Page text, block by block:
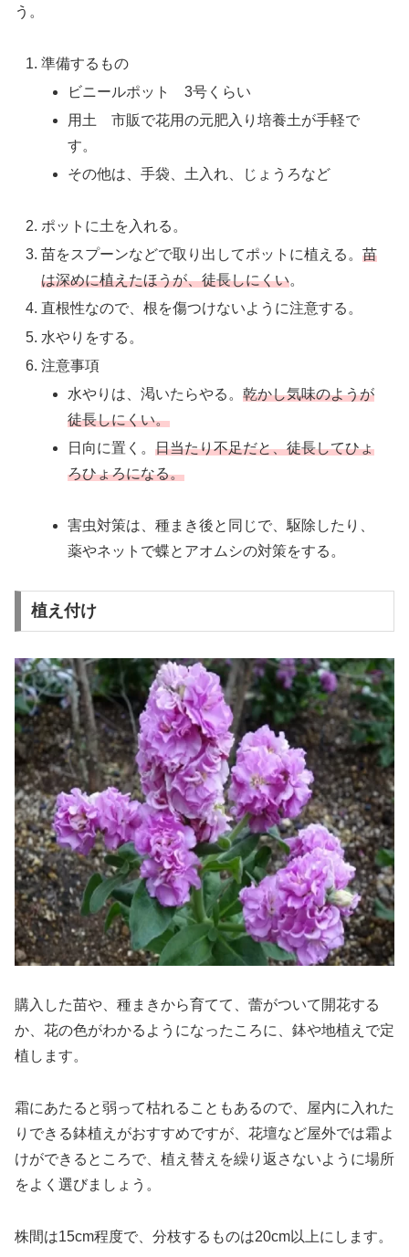
う。
準備するもの
ビニールポット 3号くらい
用土 市販で花用の元肥入り培養土が手軽で
す。
その他は、手袋、土入れ、じょうろなど
ポットに土を入れる。
苗をスプーンなどで取り出してポットに植える。苗
は深めに植えたほうが、徒長しにくい。
直根性なので、根を傷つけないように注意する。
水やりをする。
注意事項
水やりは、渇いたらやる。乾かし気味のようが
徒長しにくい。
日向に置く。日当たり不足だと、徒長してひょ
ろひょろになる。
害虫対策は、種まき後と同じで、駆除したり、
薬やネットで蝶とアオムシの対策をする。
植え付け
購入した苗や、種まきから育てて、蕾がついて開花する
か、花の色がわかるようになったころに、鉢や地植えで定
植します。
霜にあたると弱って枯れることもあるので、屋内に入れた
りできる鉢植えがおすすめですが、花壇など屋外では霜よ
けができるところで、植え替えを繰り返さないように場所
をよく選びましょう。
株間は15cm程度で、分枝するものは20cm以上にします。